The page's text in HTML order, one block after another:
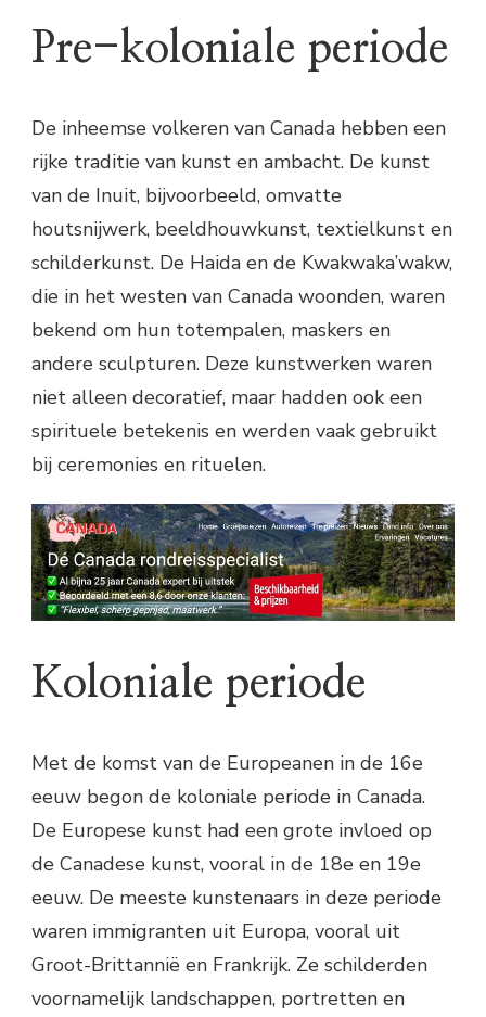
Pre-koloniale periode
De inheemse volkeren van Canada hebben een
rijke traditie van kunst en ambacht. De kunst
van de Inuit, bijvoorbeeld, omvatte
houtsnijwerk, beeldhouwkunst, textielkunst en
schilderkunst. De Haida en de Kwakwaka’wakw,
die in het westen van Canada woonden, waren
bekend om hun totempalen, maskers en
andere sculpturen. Deze kunstwerken waren
niet alleen decoratief, maar hadden ook een
spirituele betekenis en werden vaak gebruikt
bij ceremonies en rituelen.
Koloniale periode
Met de komst van de Europeanen in de 16e
eeuw begon de koloniale periode in Canada.
De Europese kunst had een grote invloed op
de Canadese kunst, vooral in de 18e en 19e
eeuw. De meeste kunstenaars in deze periode
waren immigranten uit Europa, vooral uit
Groot-Brittannië en Frankrijk. Ze schilderden
voornamelijk landschappen, portretten en